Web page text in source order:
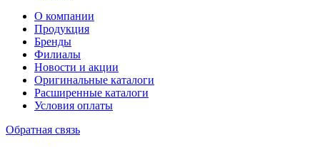
О компании
Продукция
Бренды
Филиалы
Новости и акции
Оригинальные каталоги
Расширенные каталоги
Условия оплаты
Обратная связь